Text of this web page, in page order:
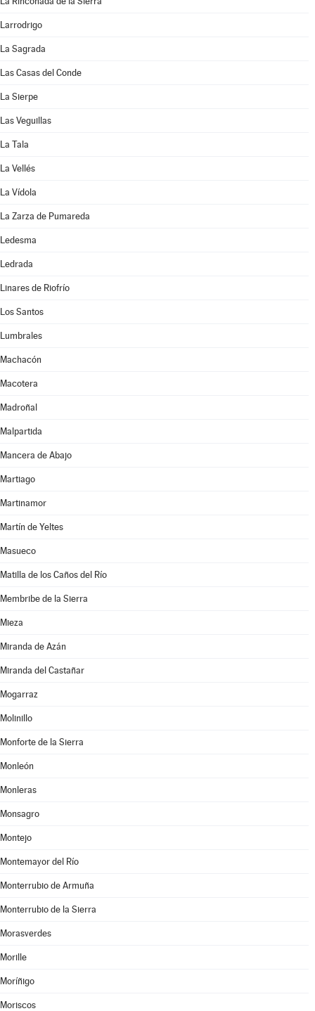
Larrodrigo
La Sagrada
Las Casas del Conde
La Sierpe
Las Veguillas
La Tala
La Vellés
La Vídola
La Zarza de Pumareda
Ledesma
Ledrada
Linares de Riofrío
Los Santos
Lumbrales
Machacón
Macotera
Madroñal
Malpartida
Mancera de Abajo
Martiago
Martinamor
Martín de Yeltes
Masueco
Matilla de los Caños del Río
Membribe de la Sierra
Mieza
Miranda de Azán
Miranda del Castañar
Mogarraz
Molinillo
Monforte de la Sierra
Monleón
Monleras
Monsagro
Montejo
Montemayor del Río
Monterrubio de Armuña
Monterrubio de la Sierra
Morasverdes
Morille
Moríñigo
Moriscos